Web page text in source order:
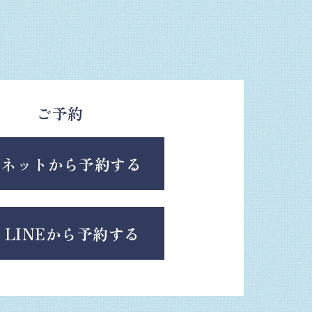
ご予約
ネットから予約する
LINEから予約する